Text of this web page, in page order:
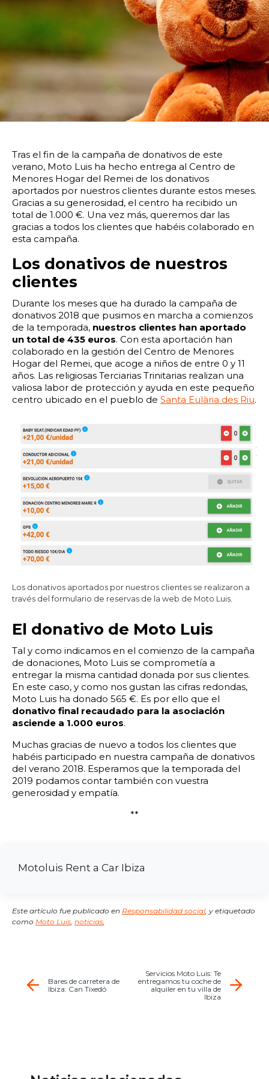
Tras el fin de la campaña de donativos de este
verano, Moto Luis ha hecho entrega al Centro de
Menores Hogar del Remei de los donativos
aportados por nuestros clientes durante estos meses.
Gracias a su generosidad, el centro ha recibido un
total de 1.000 €. Una vez más, queremos dar las
gracias a todos los clientes que habéis colaborado en
esta campaña.
Los donativos de nuestros
clientes
Durante los meses que ha durado la campaña de
donativos 2018 que pusimos en marcha a comienzos
de la temporada, nuestros clientes han aportado
un total de 435 euros. Con esta aportación han
colaborado en la gestión del Centro de Menores
Hogar del Remei, que acoge a niños de entre 0 y 11
años. Las religiosas Terciarias Trinitarias realizan una
valiosa labor de protección y ayuda en este pequeño
centro ubicado en el pueblo de Santa Eulària des Riu.
Los donativos aportados por nuestros clientes se realizaron a
través del formulario de reservas de la web de Moto Luis.
El donativo de Moto Luis
Tal y como indicamos en el comienzo de la campaña
de donaciones, Moto Luis se comprometía a
entregar la misma cantidad donada por sus clientes.
En este caso, y como nos gustan las cifras redondas,
Moto Luis ha donado 565 €. Es por ello que el
donativo final recaudado para la asociación
asciende a 1.000 euros.
Muchas gracias de nuevo a todos los clientes que
habéis participado en nuestra campaña de donativos
del verano 2018. Esperamos que la temporada del
2019 podamos contar también con vuestra
generosidad y empatía.
**
Motoluis Rent a Car Ibiza
Este artículo fue publicado en Responsabilidad social y etiquetado
como Moto Luis noticias
Bares de carretera de
Ibiza: Can Tixedó
Servicios Moto Luis: Te
entregamos tu coche de
alquiler en tu villa de
Ibiza
14:00 15:00 15:30
17:00 17:30
18:00 18:30 19:30
21:00 21:30
22:00 22:30 23:00 23:30
Fecha y hora devolución:
0:00 0:30
2:00 2:30 3:00 3:30
4:00 5:00
6:00 6:30 7:00 7:30
8:00 8:30 9:00 9:30
10:00 10:30 11:00 11:30
14:00
16:00
18:30 19:30
20:00 21:30
22:00 23:30
Reservar